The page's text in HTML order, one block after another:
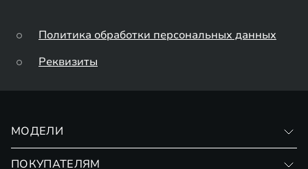
Политика обработки персональных данных
Реквизиты
МОДЕЛИ
ПОКУПАТЕЛЯМ